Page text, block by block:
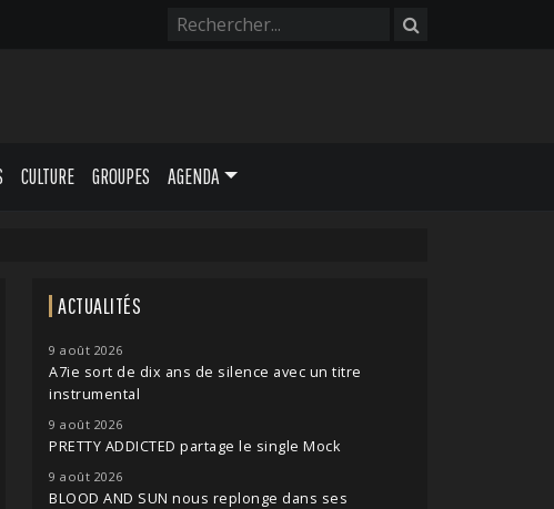
CULTURE GROUPES AGENDA
ACTUALITÉS
9 août 2026
A7ie sort de dix ans de silence avec un titre
instrumental
9 août 2026
PRETTY ADDICTED partage le single Mock
9 août 2026
BLOOD AND SUN nous replonge dans ses